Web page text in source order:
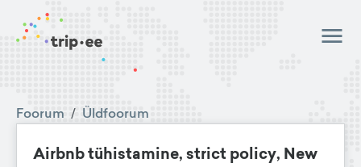
Foorum / Üldfoorum
Airbnb tühistamine, strict policy, New